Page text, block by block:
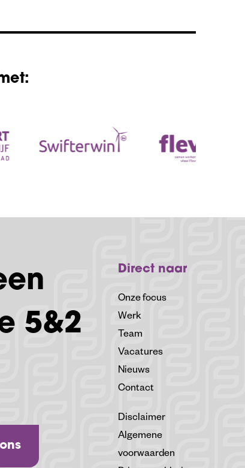
5&2
Direct naar
Onze focus
Werk
Team
Vacatures
Nieuws
Contact
Disclaimer
Algemene
voorwaarden